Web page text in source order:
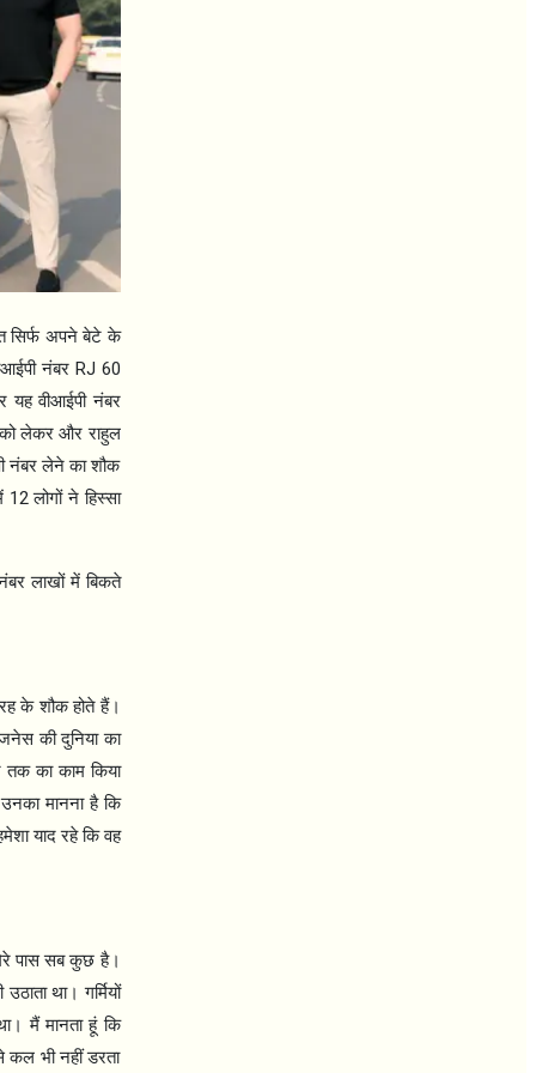
सिर्फ अपने बेटे के
नंबर RJ 60
वीआईपी नंबर
को लेकर और राहुल
नंबर लेने का शौक
12लोगों ने हिस्सा
लाखों में बिकते
के शौक होते हैं।
की दुनिया का
तक का काम किया
मानना है कि
याद रहे कि वह
पास सब कुछ है।
था। गर्मियों
मैं मानता हूं कि
कल भी नहीं डरता